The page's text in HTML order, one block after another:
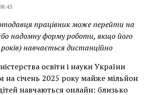
працівник може перейти на
надомну форму роботи, якщо його
навчається дистанційно
освіти і науки України
січень 2025 року майже мільйон
навчаються онлайн: близько